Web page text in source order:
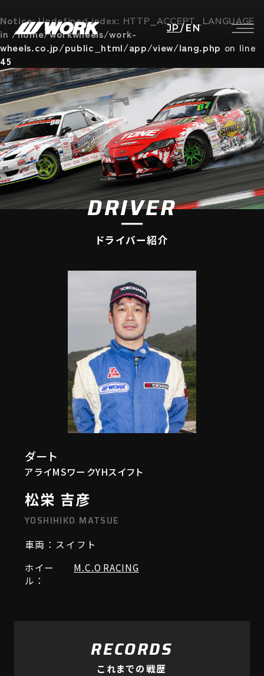
Notice: Undefined index: HTTP_ACCEPT_LANGUAGE
in /home/workwheels/work-
wheels.co.jp/public_html/app/view/lang.php on line
45
JP / EN
DRIVER
ドライバー紹介
ダート
アライMSワークYHスイフト
松栄 吉彦
YOSHIHIKO MATSUE
車両：スイフト
ホイー
ル：
M.C.O RACING
RECORDS
これまでの戦歴